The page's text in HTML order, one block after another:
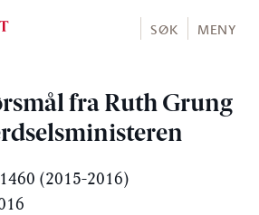
SØK MENY
fra Ruth Grung
(2015-2016)